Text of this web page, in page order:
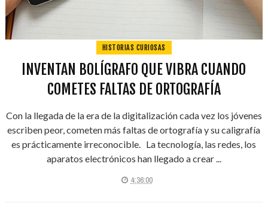
HISTORIAS CURIOSAS
INVENTAN BOLÍGRAFO QUE VIBRA CUANDO
COMETES FALTAS DE ORTOGRAFÍA
Con la llegada de la era de la digitalización cada vez los jóvenes
escriben peor, cometen más faltas de ortografía y su caligrafía
es prácticamente irreconocible. La tecnología, las redes, los
aparatos electrónicos han llegado a crear ...
4:36:00